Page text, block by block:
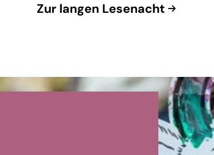
Zur langen Lesenacht